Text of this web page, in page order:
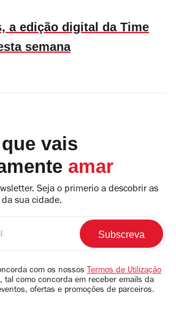
a edição digital da Time
semana
vais
amar
Seja o primerio a descobrir as
sua cidade.
com os nossos Termos de Utilização
, tal como concorda em receber emails da
ofertas e promoções de parceiros.